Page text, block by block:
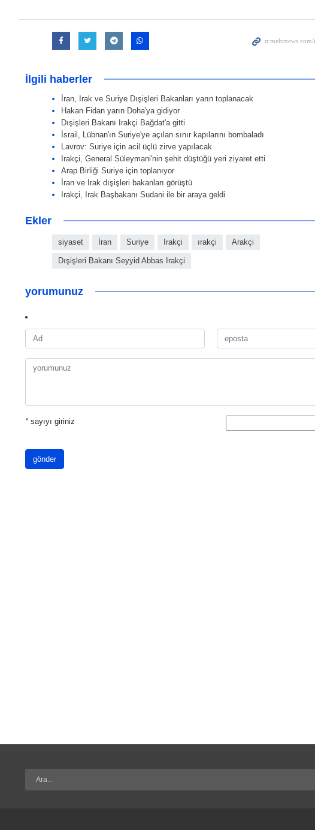
İlgili haberler
İran, Irak ve Suriye Dışişleri Bakanları yarın toplanacak
Hakan Fidan yarın Doha'ya gidiyor
Dışişleri Bakanı Irakçi Bağdat'a gitti
İsrail, Lübnan'ın Suriye'ye açılan sınır kapılarını bombaladı
Lavrov: Suriye için acil üçlü zirve yapılacak
Irakçi, General Süleymani'nin şehit düştüğü yeri ziyaret etti
Arap Birliği Suriye için toplanıyor
İran ve Irak dışişleri bakanları görüştü
Irakçi, Irak Başbakanı Sudani ile bir araya geldi
Ekler
siyaset İran Suriye Irakçi ırakçi Arakçi
Dışişleri Bakanı Seyyid Abbas Irakçi
yorumunuz
*sayıyı giriniz
gönder